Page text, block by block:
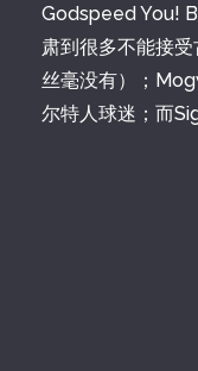
Godspeed You!
肃到很多不能接
丝毫没有）；
尔特人球迷；而